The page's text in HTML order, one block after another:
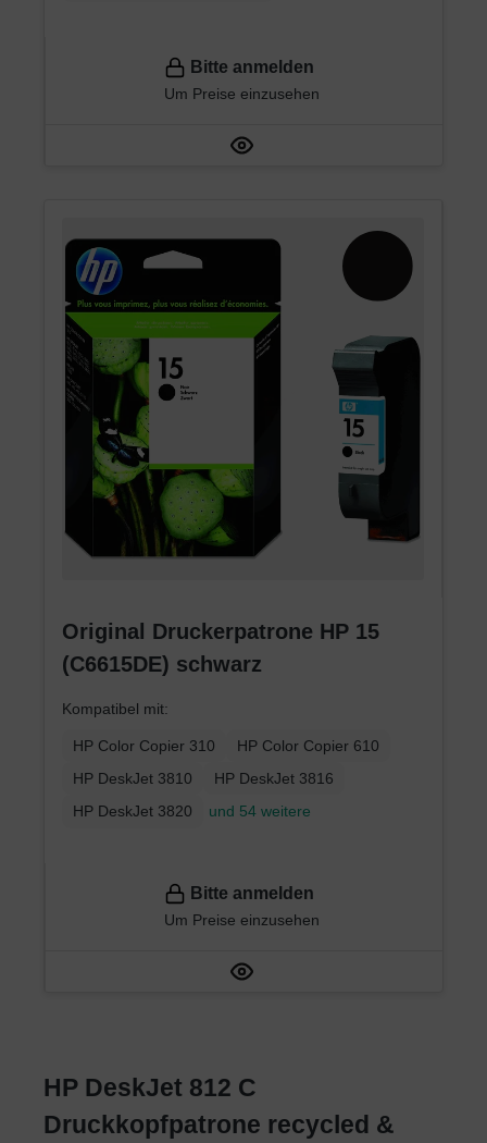
Bitte anmelden
Um Preise einzusehen
Original Druckerpatrone HP 15
(C6615DE) schwarz
Kompatibel mit:
HP Color Copier 310
HP Color Copier 610
HP DeskJet 3810
HP DeskJet 3816
HP DeskJet 3820
und 54 weitere
Bitte anmelden
Um Preise einzusehen
HP DeskJet 812 C
Druckkopfpatrone recycled &